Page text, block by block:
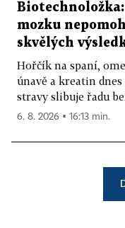
mozku
skvělých
Hořčík na spaní,
únavě a kreatin
stravy slibuje řadu
6. 8. 2026 ▪ 16:13 min.